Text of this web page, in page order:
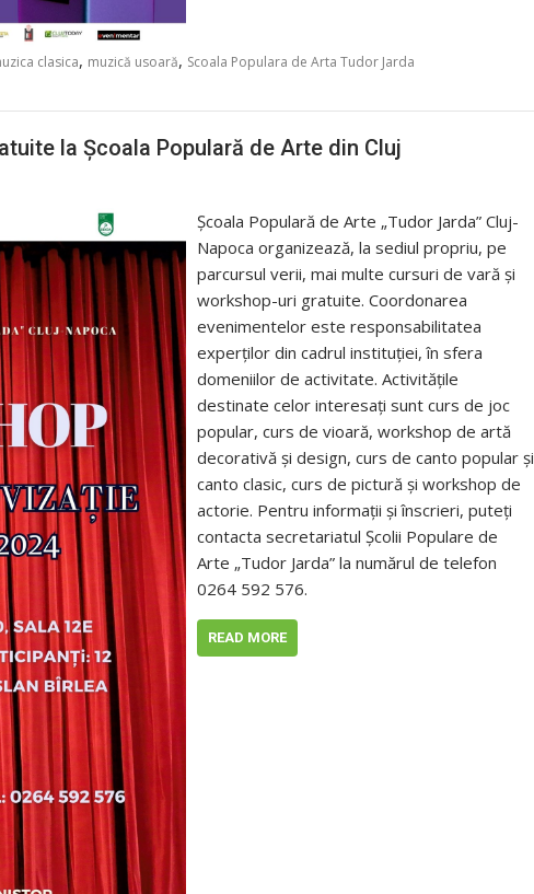
clasica, muzică usoară, Scoala Populara de Arta Tudor Jarda
la Școala Populară de Arte din Cluj
Școala Populară de Arte „Tudor Jarda” Cluj-
Napoca organizează, la sediul propriu, pe
parcursul verii, mai multe cursuri de vară și
workshop-uri gratuite. Coordonarea
evenimentelor este responsabilitatea
experților din cadrul instituției, în sfera
domeniilor de activitate. Activitățile
destinate celor interesați sunt curs de joc
popular, curs de vioară, workshop de artă
decorativă și design, curs de canto popular și
canto clasic, curs de pictură și workshop de
actorie. Pentru informații și înscrieri, puteți
contacta secretariatul Școlii Populare de
Arte „Tudor Jarda” la numărul de telefon
0264 592 576.
READ MORE